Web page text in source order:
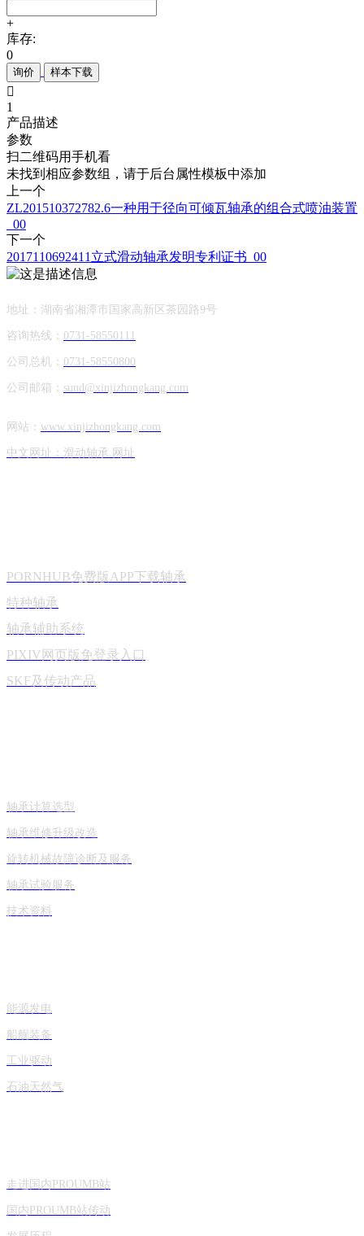
+
库存:
0
询价 样本下载

1
产品描述
参数
扫二维码用手机看
未找到相应参数组，请于后台属性模板中添加
上一个
ZL201510372782.6一种用于径向可倾瓦轴承的组合式喷油装置
_00
下一个
2017110692411立式滑动轴承发明专利证书_00
地址：湖南省湘潭市国家高新区茶园路9号
咨询热线： 0731-58550111
公司总机： 0731-58550800
公司邮箱： sund@xinjizhongkang.com
网站： www.xinjizhongkang.com
中文网址：滑动轴承.网址
PORNHUB免费版APP下载轴承
特种轴承
轴承辅助系统
PIXIV网页版免登录入口
SKF及传动产品
轴承计算选型
轴承维修升级改造
旋转机械故障诊断及服务
轴承试验服务
技术资料
能源发电
船舰装备
工业驱动
石油天然气
走进国内PROUMB站
国内PROUMB站传动